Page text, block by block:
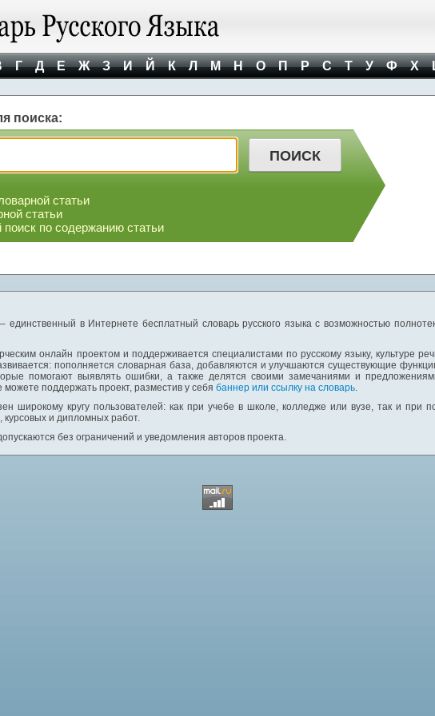
Г Д Е Ж З И Й К Л М Н О П Р С Т У Ф Х
поиска:
статьи
статьи
поиск по содержанию статьи
единственный в Интернете бесплатный словарь русского языка с возможностью
онлайн проектом и поддерживается специалистами по русскому языку, культуре
пополняется словарная база, добавляются и улучшаются существующие
помогают выявлять ошибки, а также делятся своими замечаниями и
поддержать проект, разместив у себя баннер или ссылку на словарь.
широкому кругу пользователей: как при учебе в школе, колледже или вузе, так и при
и дипломных работ.
без ограничений и уведомления авторов проекта.